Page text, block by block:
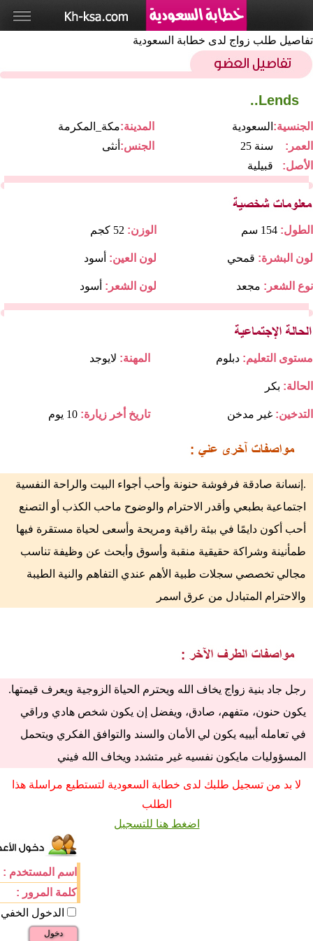
تفاصيل طلب زواج لدى خطابة السعودية
Lends..
مكة_المكرمةالمدينة: السعودية الجنسية:
أنثى الجنس: 25 سنة
العمر:
قبيلية
الأصل:
الوزن: 52 كجم الطول: 154 سم
لون العين: أسود لون البشرة: قمحي
لون الشعر: أسود نوع الشعر: مجعد
المهنة: لايوجد مستوى التعليم: دبلوم
الحالة: بكر
تاريخ أخر زيارة: 10 يوم التدخين: غير مدخن
.إنسانة صادقة فرفوشة حنونة وأحب أجواء البيت والراحة النفسية
اجتماعية بطبعي وأقدر الاحترام والوضوح ماحب الكذب أو التصنع
أحب أكون دايمًا في بيئة راقية ومريحة وأسعى لحياة مستقرة فيها
طمأنينة وشراكة حقيقية منقبة وأسوق وأبحث عن وظيفة تناسب
مجالي تخصصي سجلات طبية الأهم عندي التفاهم والنية الطيبة
والاحترام المتبادل من عرق اسمر
رجل جاد بنية زواج يخاف الله ويحترم الحياة الزوجية ويعرف قيمتها.
يكون حنون، متفهم، صادق، ويفضل إن يكون شخص هادي وراقي
في تعامله أبييه يكون لي الأمان والسند والتوافق الفكري ويتحمل
المسؤوليات مايكون نفسيه غير متشدد ويخاف الله فيني
لا بد من تسجيل طلبك لدى خطابة السعودية لتستطيع مراسلة هذا
الطلب
اضغط هنا للتسجيل
اسم المستخدم :
كلمة المرور :
الدخول الخفي
دخول